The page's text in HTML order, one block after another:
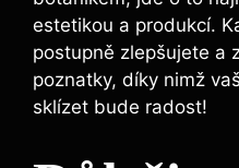
estetikou a produkcí.
postupně zlepšujete a
poznatky, díky nimž
sklízet bude radost!